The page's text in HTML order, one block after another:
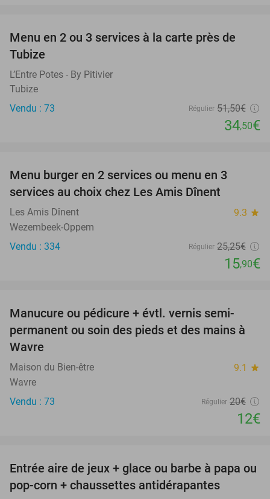
33%
Menu en 2 ou 3 services à la carte près de
Tubize
L’Entre Potes - By Pitivier
Tubize
Vendu : 73
Régulier 51,50€
34,50€
Menu burger en 2 services ou menu en 3
services au choix chez Les Amis Dînent
Les Amis Dînent 9.3 star
Wezembeek-Oppem
Vendu : 334
Régulier 25,25€
15,90€
40%
Manucure ou pédicure + évtl. vernis semi-
permanent ou soin des pieds et des mains à
Wavre
Maison du Bien-être 9.1 star
Wavre
Vendu : 73
Régulier 20€
12€
41%
Entrée aire de jeux + glace ou barbe à papa ou
pop-corn + chaussettes antidérapantes